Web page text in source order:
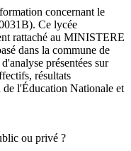
concernant le
). Ce lycée
rattaché au MINISTERE
dans la commune de
présentées sur
résultats
de l'Éducation Nationale et
ou privé ?